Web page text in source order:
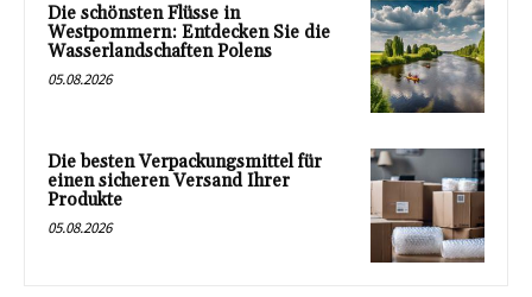
Die schönsten Flüsse in
Westpommern: Entdecken Sie die
Wasserlandschaften Polens
05.08.2026
Die besten Verpackungsmittel für
einen sicheren Versand Ihrer
Produkte
05.08.2026